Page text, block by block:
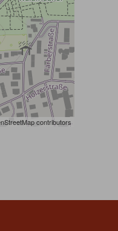
contributors